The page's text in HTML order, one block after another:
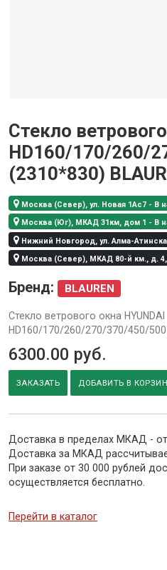
Стекло
HD160/170/260/
(2310*830)
Москва (Север), ул. Новая 1Ас7 - В
Москва (Юг), МКАД 31км, дом 1 - В
Нижний Новгород, ул. Алма-
Москва (Север), МКАД 80-й км., д. 4,
Бренд: BLAUREN
Стекло ветрового окна HYUNDAI
HD160/170/260/270/370/450/500
6300.00 руб.
ЗАКАЗАТЬ ДОБАВИТЬ В
Доставка в пределах МКАД - от
Доставка за МКАД
При заказе от 30 000 рублей
осуществляется бесплатно.
Перейти в каталог